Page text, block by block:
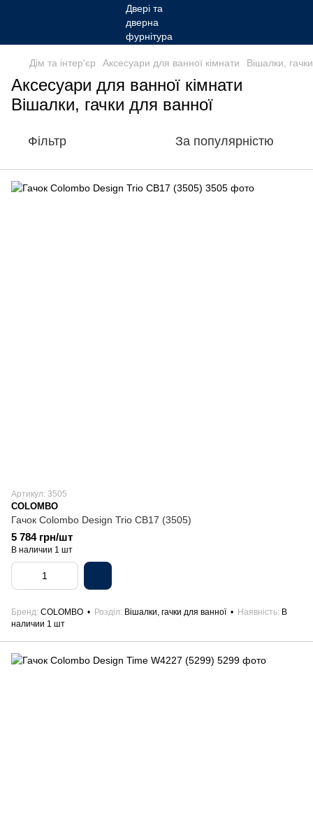
Дім та інтер'єр Аксесуари для ванної кімнати Вішалки,
Аксесуари для ванної кімнати
Вішалки, гачки для ванної
Фільтр За популярністю
Артикул: 3505
COLOMBO
Гачок Colombo Design Trio CB17 (3505)
5 784 грн/шт
В наличии 1 шт
Бренд COLOMBO Розділ Вішалки, гачки для ванної Наявність В
наличии 1 шт